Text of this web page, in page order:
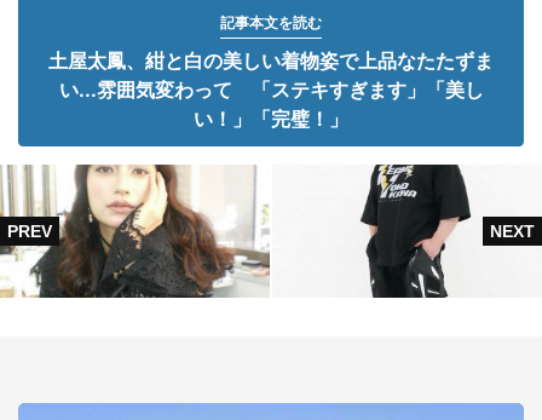
記事本文を読む
土屋太鳳、紺と白の美しい着物姿で上品なたたずま
い...雰囲気変わって 「ステキすぎます」「美し
い！」「完璧！」